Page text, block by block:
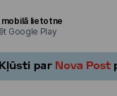
mobilā lietotne
Google Play